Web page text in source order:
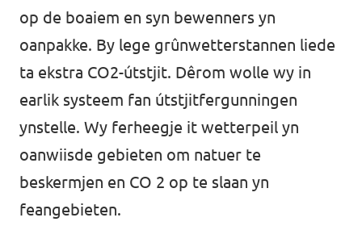
op de boaiem en syn bewenners yn
oanpakke. By lege grûnwetterstannen liede
ta ekstra CO2-útstjit. Dêrom wolle wy in
earlik systeem fan útstjitfergunningen
ynstelle. Wy ferheegje it wetterpeil yn
oanwiisde gebieten om natuer te
beskermjen en CO 2 op te slaan yn
feangebieten.